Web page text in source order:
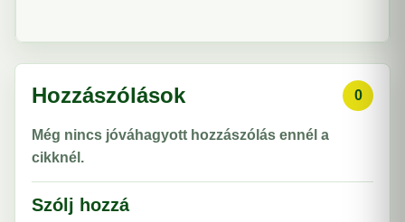
Hozzászólások 0
Még nincs jóváhagyott hozzászólás ennél a
cikknél.
Szólj hozzá